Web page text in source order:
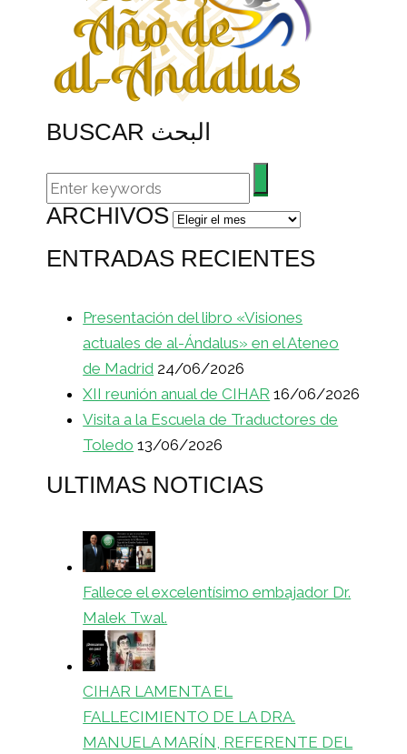
BUSCAR البحث
ARCHIVOS Archivos
ENTRADAS RECIENTES
Presentación del libro «Visiones
actuales de al-Ándalus» en el Ateneo
de Madrid 24/06/2026
XII reunión anual de CIHAR 16/06/2026
Visita a la Escuela de Traductores de
Toledo 13/06/2026
ULTIMAS NOTICIAS
Fallece el excelentísimo embajador Dr.
Malek Twal.
CIHAR LAMENTA EL
FALLECIMIENTO DE LA DRA.
MANUELA MARÍN, REFERENTE DEL